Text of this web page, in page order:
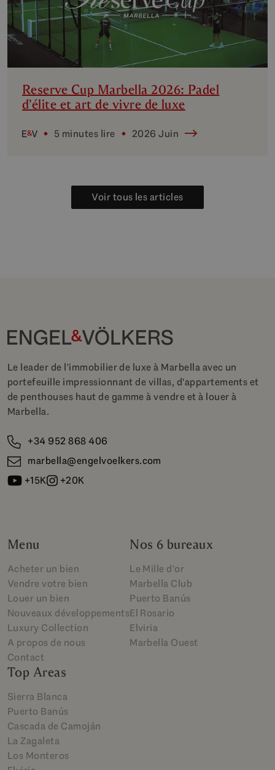
Reserve Cup Marbella 2026: Padel
d’élite et art de vivre de luxe
5 minutes lire 2026 Juin
Voir tous les articles
Le leader de l'immobilier de luxe à Marbella avec un
portefeuille impressionnant de villas, d'appartements et
de penthouses haut de gamme à vendre et à louer à
Marbella.
+34 952 868 406
marbella@engelvoelkers.com
+15K
+20K
Menu
Acheter un bien
Vendre votre bien
Louer un bien
Nouveaux développements
Luxury Collection
A propos de nous
Contact
Nos 6 bureaux
Le Mille d'or
Marbella Club
Puerto Banús
El Rosario
Elviria
Marbella Ouest
Top Areas
Sierra Blanca
Puerto Banús
Cascada de Camoján
La Zagaleta
Los Monteros